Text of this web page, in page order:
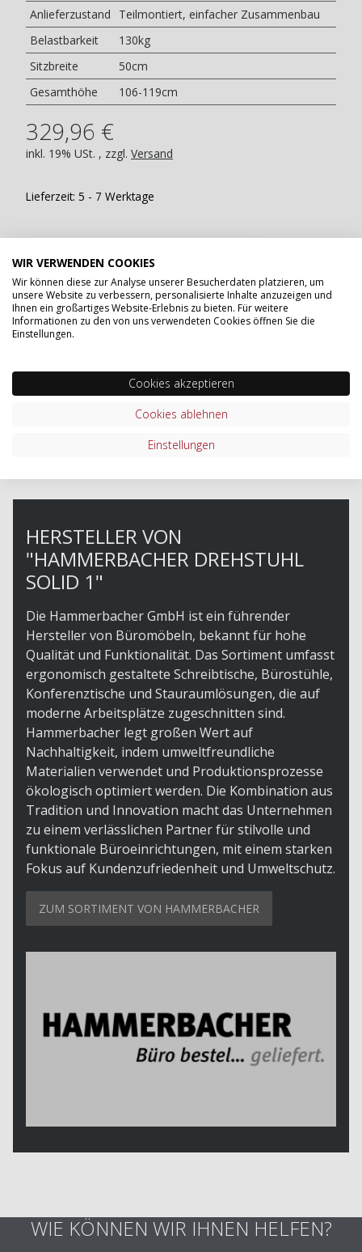
Anlieferzustand
Teilmontiert, einfacher Zusammenbau
Belastbarkeit
130kg
Sitzbreite
50cm
Gesamthöhe
106-119cm
329,96 €
inkl. 19% USt. , zzgl. Versand
Lieferzeit: 5 - 7 Werktage
Stk
HERSTELLER VON
"HAMMERBACHER DREHSTUHL
SOLID 1"
Die Hammerbacher GmbH ist ein führender
Hersteller von Büromöbeln, bekannt für hohe
Qualität und Funktionalität. Das Sortiment umfasst
ergonomisch gestaltete Schreibtische, Bürostühle,
Konferenztische und Stauraumlösungen, die auf
moderne Arbeitsplätze zugeschnitten sind.
Hammerbacher legt großen Wert auf
Nachhaltigkeit, indem umweltfreundliche
Materialien verwendet und Produktionsprozesse
ökologisch optimiert werden. Die Kombination aus
Tradition und Innovation macht das Unternehmen
zu einem verlässlichen Partner für stilvolle und
funktionale Büroeinrichtungen, mit einem starken
Fokus auf Kundenzufriedenheit und Umweltschutz.
ZUM SORTIMENT VON HAMMERBACHER
WIE KÖNNEN WIR IHNEN HELFEN?
WIR VERWENDEN COOKIES
Wir können diese zur Analyse unserer Besucherdaten platzieren, um
unsere Website zu verbessern, personalisierte Inhalte anzuzeigen und
Ihnen ein großartiges Website-Erlebnis zu bieten. Für weitere
Informationen zu den von uns verwendeten Cookies öffnen Sie die
Einstellungen.
Cookies akzeptieren
Cookies ablehnen
Einstellungen